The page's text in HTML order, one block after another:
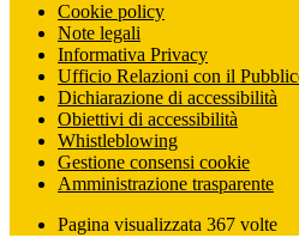
Cookie policy
Note legali
Informativa Privacy
Ufficio Relazioni con il
Dichiarazione di accessibilità
Obiettivi di accessibilità
Whistleblowing
Gestione consensi cookie
Amministrazione trasparente
Pagina visualizzata 367 volte